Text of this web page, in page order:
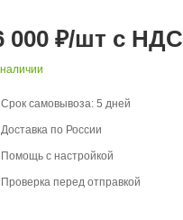
000 ₽/шт с НДС
Срок самовывоза: 5 дней
Доставка по России
Помощь с настройкой
Проверка перед отправкой